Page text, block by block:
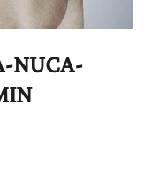
NUCA-